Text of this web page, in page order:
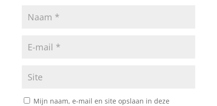
Mijn naam, e-mail en site opslaan in deze